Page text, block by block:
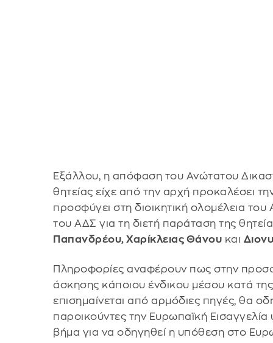
Εξάλλου, η απόφαση του Ανώτατου
θητείας είχε από την αρχή προκαλέσει
προσφύγει στη διοικητική ολομέλεια
του ΑΔΣ για τη διετή παράταση της
Παπανδρέου, Χαρίκλειας Θάνου και
Πληροφορίες αναφέρουν πως στην
άσκησης κάποιου ένδικου μέσου κατά
επισημαίνεται από αρμόδιες πηγές, θα
παροικούντες την Ευρωπαϊκή
βήμα για να οδηγηθεί η υπόθεση στο